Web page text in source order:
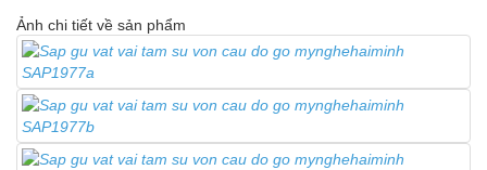
Ảnh chi tiết về sản phẩm